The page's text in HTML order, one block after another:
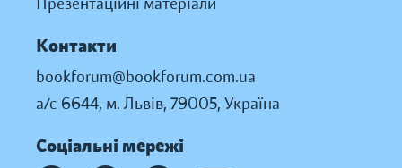
Контакти
bookforum@bookforum.com.ua
а/с 6644, м. Львів, 79005, Україна
Соціальні мережі